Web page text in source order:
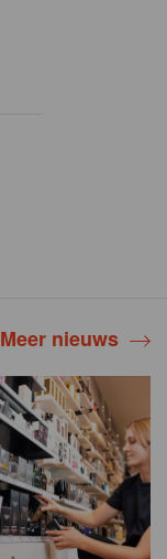
Meer nieuws